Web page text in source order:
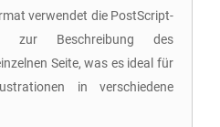
verwendet die PostScript-
zur Beschreibung des
Seite, was es ideal für
in verschiedene